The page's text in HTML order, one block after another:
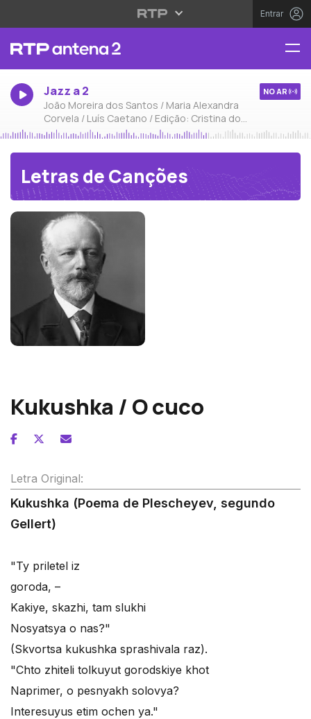
Entrar
Jazz a 2
João Moreira dos Santos / Maria Alexandra
Corvela / Luís Caetano / Edição: Cristina do
Carmo
NO AR
Letras de Canções
Kukushka / O cuco
Letra Original:
Kukushka (Poema de Plescheyev, segundo
Gellert)
"Ty priletel iz
goroda, –
Kakiye, skazhi, tam slukhi
Nosyatsya o nas?"
(Skvortsa kukushka sprashivala raz).
"Chto zhiteli tolkuyut gorodskiye khot
Naprimer, o pesnyakh solovya?
Interesuyus etim ochen ya."